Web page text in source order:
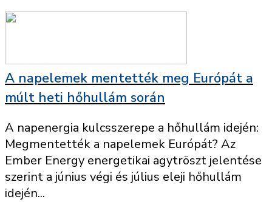
A napelemek mentették meg Európát a
múlt heti hőhullám során
A napenergia kulcsszerepe a hőhullám idején:
Megmentették a napelemek Európát? Az
Ember Energy energetikai agytröszt jelentése
szerint a június végi és július eleji hőhullám
idején...